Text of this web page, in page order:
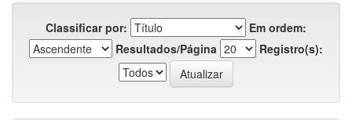
Classificar por:
Em ordem:
Resultados/Página
Registro(s):